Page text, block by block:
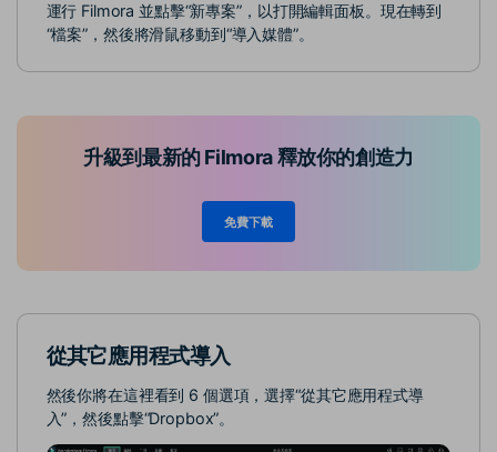
運行 Filmora 並點擊“新專案”，以打開編輯面板。現在轉到
“檔案”，然後將滑鼠移動到“導入媒體”。
升級到最新的 Filmora 釋放你的創造力
免費下載
從其它應用程式導入
然後你將在這裡看到 6 個選項，選擇“從其它應用程式導
入”，然後點擊“Dropbox”。